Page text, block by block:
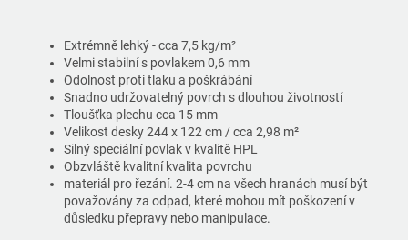
Extrémně lehký - cca 7,5 kg/m²
Velmi stabilní s povlakem 0,6 mm
Odolnost proti tlaku a poškrábání
Snadno udržovatelný povrch s dlouhou životností
Tloušťka plechu cca 15 mm
Velikost desky 244 x 122 cm / cca 2,98 m²
Silný speciální povlak v kvalitě HPL
Obzvláště kvalitní kvalita povrchu
materiál pro řezání. 2-4 cm na všech hranách musí být
považovány za odpad, které mohou mít poškození v
důsledku přepravy nebo manipulace.